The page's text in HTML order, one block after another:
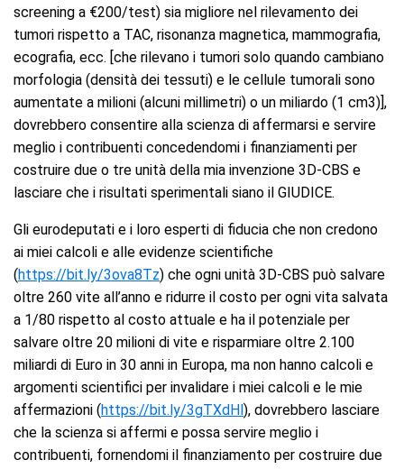
screening a €200/test) sia migliore nel rilevamento dei
tumori rispetto a TAC, risonanza magnetica, mammografia,
ecografia, ecc. [che rilevano i tumori solo quando cambiano
morfologia (densità dei tessuti) e le cellule tumorali sono
aumentate a milioni (alcuni millimetri) o un miliardo (1 cm3)],
dovrebbero consentire alla scienza di affermarsi e servire
meglio i contribuenti concedendomi i finanziamenti per
costruire due o tre unità della mia invenzione 3D-CBS e
lasciare che i risultati sperimentali siano il GIUDICE.
Gli eurodeputati e i loro esperti di fiducia che non credono
ai miei calcoli e alle evidenze scientifiche
(https://bit.ly/3ova8Tz) che ogni unità 3D-CBS può salvare
oltre 260 vite all’anno e ridurre il costo per ogni vita salvata
a 1/80 rispetto al costo attuale e ha il potenziale per
salvare oltre 20 milioni di vite e risparmiare oltre 2.100
miliardi di Euro in 30 anni in Europa, ma non hanno calcoli e
argomenti scientifici per invalidare i miei calcoli e le mie
affermazioni (https://bit.ly/3gTXdHl ), dovrebbero lasciare
che la scienza si affermi e possa servire meglio i
contribuenti, fornendomi il finanziamento per costruire due